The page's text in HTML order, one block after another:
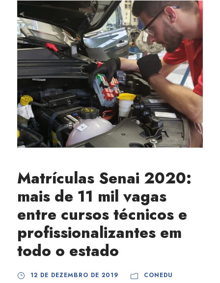
Matrículas Senai 2020:
mais de 11 mil vagas
entre cursos técnicos e
profissionalizantes em
todo o estado
12 DE DEZEMBRO DE 2019 CONEDU